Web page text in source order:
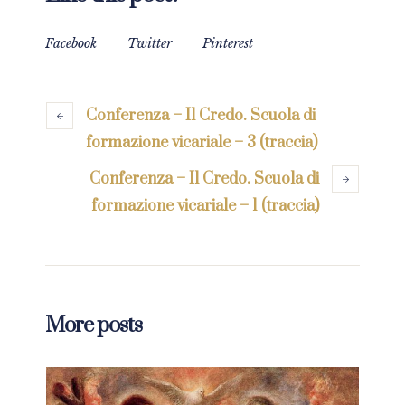
Facebook Twitter Pinterest
Conferenza – Il Credo. Scuola di
formazione vicariale – 3 (traccia)
Conferenza – Il Credo. Scuola di
formazione vicariale – 1 (traccia)
More posts